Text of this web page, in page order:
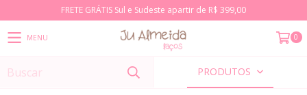
FRETE GRÁTIS Sul e Sudeste apartir de R$ 399,00
MENU 0
PRODUTOS